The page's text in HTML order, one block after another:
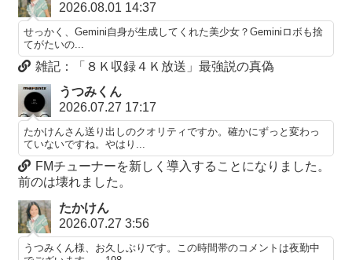
2026.08.01 14:37
せっかく、Gemini自身が生成してくれた美少女？Geminiロボも捨
てがたいの...
雑記：「８Ｋ収録４Ｋ放送」最強説の真偽
うつみくん
2026.07.27 17:17
たかけんさん送り出しのクオリティですか。確かにずっと変わっ
ていないですね。やはり...
FMチューナーを新しく導入することになりました。
前のは壊れました。
たかけん
2026.07.27 3:56
うつみくん様、お久しぶりです。この時間帯のコメントは夜勤中